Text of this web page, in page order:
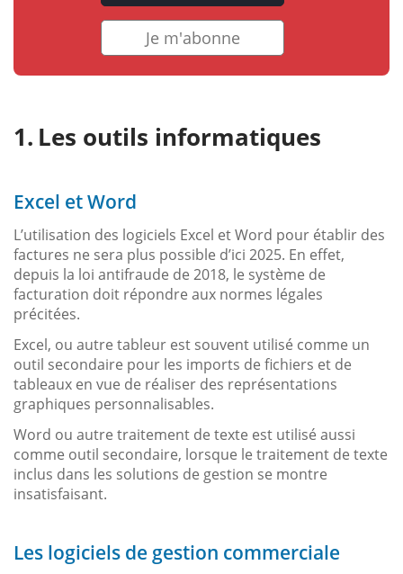
Je m'abonne
Les outils informatiques
Excel et Word
L’utilisation des logiciels Excel et Word pour établir des
factures ne sera plus possible d’ici 2025. En effet,
depuis la loi antifraude de 2018, le système de
facturation doit répondre aux normes légales
précitées.
Excel, ou autre tableur est souvent utilisé comme un
outil secondaire pour les imports de fichiers et de
tableaux en vue de réaliser des représentations
graphiques personnalisables.
Word ou autre traitement de texte est utilisé aussi
comme outil secondaire, lorsque le traitement de texte
inclus dans les solutions de gestion se montre
insatisfaisant.
Les logiciels de gestion commerciale